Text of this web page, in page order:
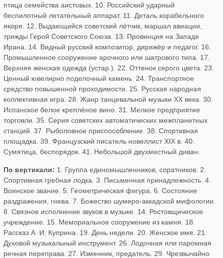
птица семейства аистовых. 10. Российский ударный
беспилотный летательный аппарат. 11. Деталь корабельного
якоря. 12. Выдающийся советский лётчик, маршал авиации,
трижды Герой Советского Союза. 13. Провинция на Западе
Ирана. 14. Видный русский композитор, дирижёр и педагог. 16.
Промышленное сооружение арочного или шатрового типа. 17.
Верхняя женская одежда (устар.). 22. Оттенок серого цвета. 23.
Ценный ювелирно поделочный камень. 24. Транспортное
средство повышенной проходимости. 25. Русская народная
коллективная игра. 28. Жанр танцевальной музыки XX века. 30.
Испанское белое креплёное вино. 31. Мелкое предприятие
торговли. 35. Серия советских автоматических межпланетных
станций. 37. Рыболовное приспособление. 38. Спортивная
площадка. 39. Французский писатель новеллист XIX в. 40.
Сумятица, беспорядок. 41. Небольшой двухместный диван.
По вертикали: 1. Группа единомышленников, соратников. 2.
Спортивная гребная лодка. 3. Письменная принадлежность. 4.
Воинское звание. 5. Геометрическая фигура. 6. Состояние
раздражения, гнева. 7. Божество шумеро-аккадской мифологии.
8. Связное исполнение звуков в музыке. 14. Ростовщическое
учреждение. 15. Мемориальное сооружение из камня. 18.
Рассказ А. И. Куприна. 19. День недели. 20. Женское имя. 21.
Духовой музыкальный инструмент. 26. Лодочная или паромная
речная переправа. 27. Изменник, предатель. 29. Чрезвычайно